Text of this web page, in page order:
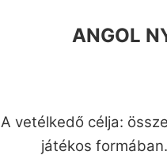
ANGOL
A vetélkedő célja:
játékos formában.